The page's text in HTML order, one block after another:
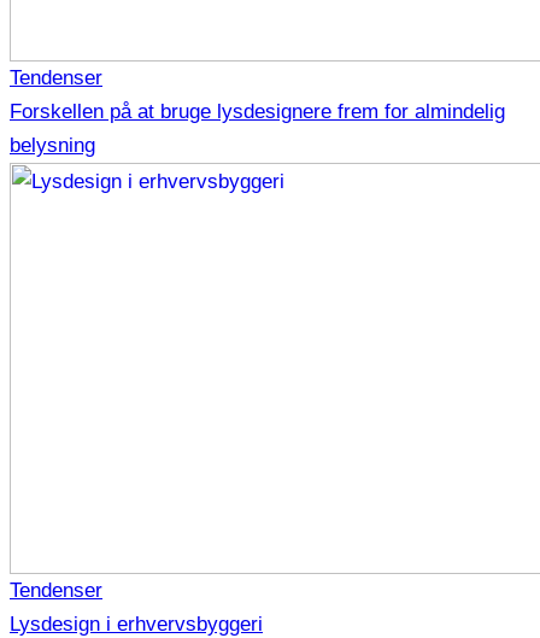
Tendenser
Forskellen på at bruge lysdesignere frem for almindelig
belysning
Tendenser
Lysdesign i erhvervsbyggeri